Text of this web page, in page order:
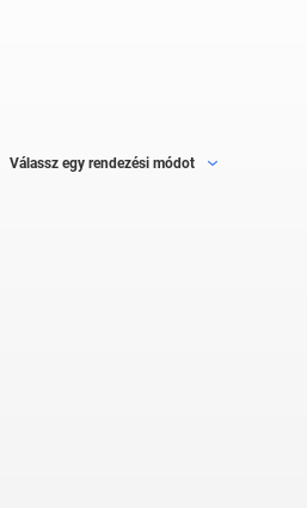
Válassz egy rendezési módot